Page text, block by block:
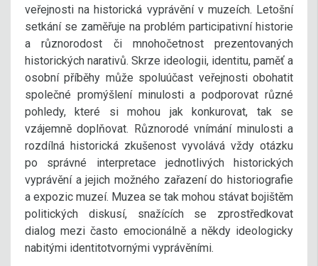
veřejnosti na historická vyprávění v muzeích. Letošní
setkání se zaměřuje na problém participativní historie
a různorodost či mnohočetnost prezentovaných
historických narativů. Skrze ideologii, identitu, paměť a
osobní příběhy může spoluúčast veřejnosti obohatit
společné promýšlení minulosti a podporovat různé
pohledy, které si mohou jak konkurovat, tak se
vzájemně doplňovat. Různorodé vnímání minulosti a
rozdílná historická zkušenost vyvolává vždy otázku
po správné interpretace jednotlivých historických
vyprávění a jejich možného zařazení do historiografie
a expozic muzeí. Muzea se tak mohou stávat bojištěm
politických diskusí, snažících se zprostředkovat
dialog mezi často emocionálně a někdy ideologicky
nabitými identitotvornými vyprávěními.